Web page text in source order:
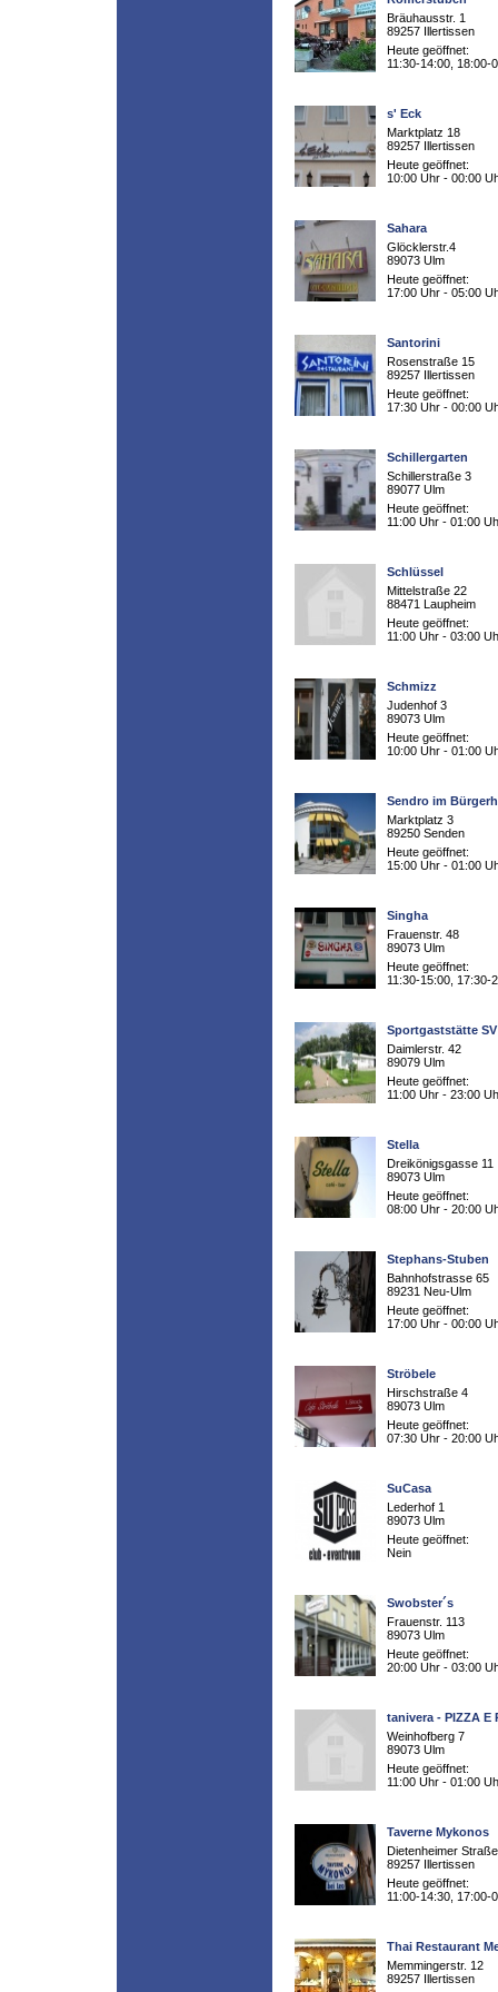
Bräuhausstr. 1
89257 Illertissen
Heute geöffnet:
11:30-14:00, 18:00-
s' Eck
Marktplatz 18
89257 Illertissen
Heute geöffnet:
10:00 Uhr - 00:00
Sahara
Glöcklerstr.4
89073 Ulm
Heute geöffnet:
17:00 Uhr - 05:00
Santorini
Rosenstraße 15
89257 Illertissen
Heute geöffnet:
17:30 Uhr - 00:00
Schillergarten
Schillerstraße 3
89077 Ulm
Heute geöffnet:
11:00 Uhr - 01:00
Schlüssel
Mittelstraße 22
88471 Laupheim
Heute geöffnet:
11:00 Uhr - 03:00
Schmizz
Judenhof 3
89073 Ulm
Heute geöffnet:
10:00 Uhr - 01:00
Sendro im
Marktplatz 3
89250 Senden
Heute geöffnet:
15:00 Uhr - 01:00
Singha
Frauenstr. 48
89073 Ulm
Heute geöffnet:
11:30-15:00, 17:30-
Sportgaststätte
Daimlerstr. 42
89079 Ulm
Heute geöffnet:
11:00 Uhr - 23:00
Stella
Dreikönigsgasse 11
89073 Ulm
Heute geöffnet:
08:00 Uhr - 20:00
Stephans-Stuben
Bahnhofstrasse 65
89231 Neu-Ulm
Heute geöffnet:
17:00 Uhr - 00:00
Ströbele
Hirschstraße 4
89073 Ulm
Heute geöffnet:
07:30 Uhr - 20:00
SuCasa
Lederhof 1
89073 Ulm
Heute geöffnet:
Nein
Swobster´s
Frauenstr. 113
89073 Ulm
Heute geöffnet:
20:00 Uhr - 03:00
tanivera - PIZZA E
Weinhofberg 7
89073 Ulm
Heute geöffnet:
11:00 Uhr - 01:00
Taverne Mykonos
Dietenheimer
89257 Illertissen
Heute geöffnet:
11:00-14:30, 17:00-
Thai Restaurant
Memmingerstr. 12
89257 Illertissen